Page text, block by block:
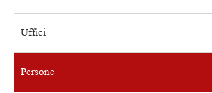
Uffici
Persone